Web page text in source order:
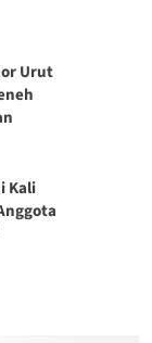
Urut
Kali